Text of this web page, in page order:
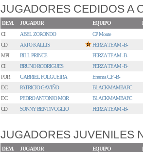
JUGADORES CEDIDOS A
DEM. JUGADOR EQUIPO
CI
ABEL ZORONDO
CP Monte
CD
ARTO KALLIS
FERZA TEAM -B-
MPI
BILL PRINCE
FERZA TEAM -B-
CI
BRUNO RODRIGUES
FERZA TEAM -B-
POR
GABRIEL FOLGUEIRA
Eresma C.F -B-
DC
PATRICIO GAVIÑO
BLACKMAMBAFC
DC
PEDRO ANTONIO MOR
BLACKMAMBAFC
CD
SONNY BENTIVOGLIO FERZA TEAM -B-
JUGADORES JUVENILES
DEM. JUGADOR EQUIPO